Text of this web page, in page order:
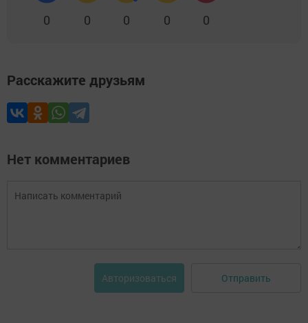
0 0 0 0 0
Расскажите друзьям
Нет комментариев
Авторизоваться Отправить